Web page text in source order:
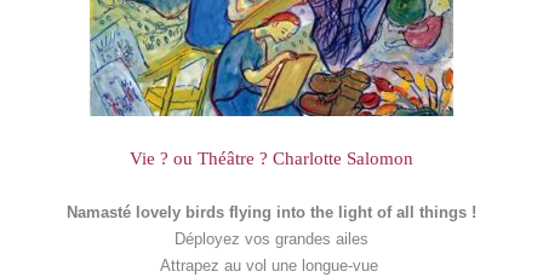
Vie ? ou Théâtre ? Charlotte Salomon
Namasté lovely birds flying into the light of all things !
Déployez vos grandes ailes
Attrapez au vol une longue-vue